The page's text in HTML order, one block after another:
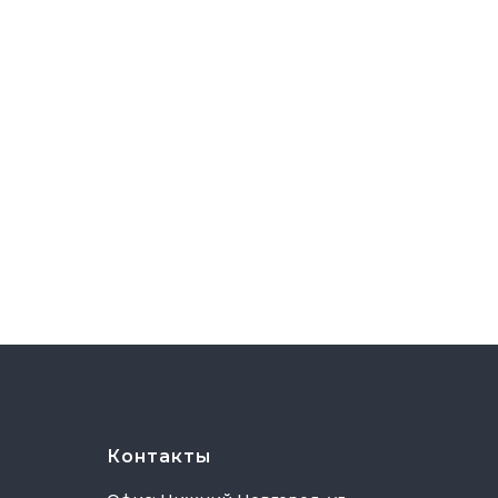
Контакты